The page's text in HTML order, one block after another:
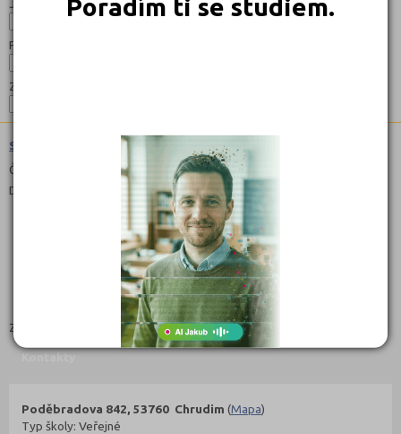
Poradím ti se studiem.
Jazyk:
Forma:
Zaměření:
Správa ochrany životního prostředí (1601N01)
Čeština
Denní, Dálkové
Zaměření:
Kontakty
Poděbradova 842, 53760 Chrudim (Mapa)
Typ školy: Veřejné